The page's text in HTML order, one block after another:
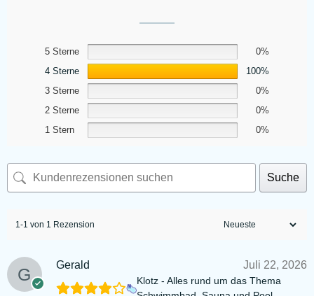
5 Sterne
0%
4 Sterne
100%
3 Sterne
0%
2 Sterne
0%
1 Stern
0%
Suche
1-1 von 1 Rezension
Gerald Juli 22, 2026
Klotz - Alles rund um das Thema